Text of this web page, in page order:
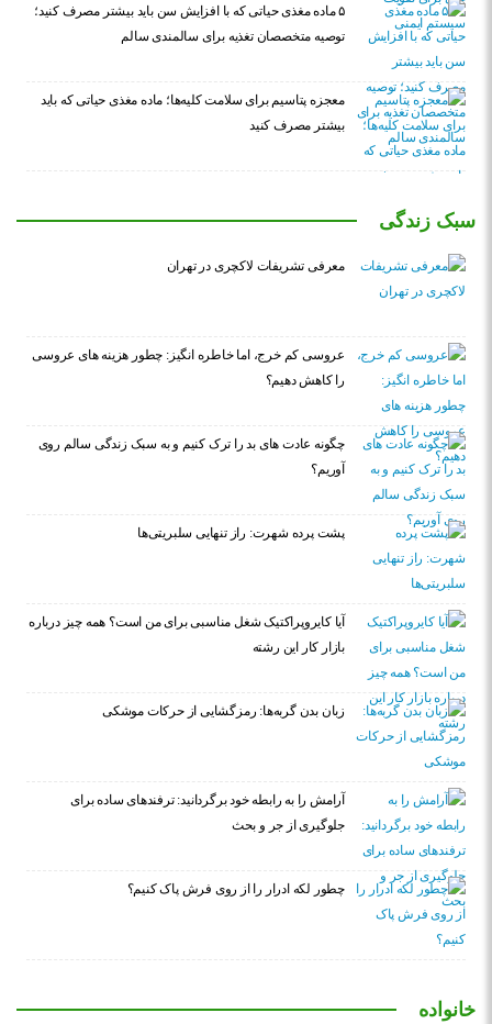
۵ ماده مغذی حیاتی که با افزایش سن باید بیشتر مصرف کنید؛
توصیه متخصصان تغذیه برای سالمندی سالم
معجزه پتاسیم برای سلامت کلیه‌ها؛ ماده مغذی حیاتی که باید
بیشتر مصرف کنید
سبک زندگی
معرفی تشریفات لاکچری در تهران
عروسی کم خرج، اما خاطره انگیز: چطور هزینه های عروسی
را کاهش دهیم؟
چگونه عادت‌ های بد را ترک کنیم و به سبک زندگی سالم روی
آوریم؟
پشت پرده شهرت: راز تنهایی سلبریتی‌ها
آیا کایروپراکتیک شغل مناسبی برای من است؟ همه چیز درباره
بازار کار این رشته
زبان بدن گربه‌ها: رمزگشایی از حرکات موشکی
آرامش را به رابطه خود برگردانید: ترفندهای ساده برای
جلوگیری از جر و بحث
چطور لکه ادرار را از روی فرش پاک کنیم؟
خانواده